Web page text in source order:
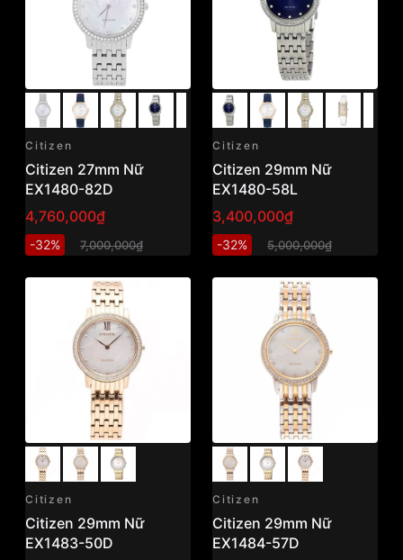
Citizen
Citizen 27mm Nữ
EX1480-82D
4,760,000₫
-32% 7,000,000₫
Citizen
Citizen 29mm Nữ
EX1480-58L
3,400,000₫
-32% 5,000,000₫
Citizen
Citizen 29mm Nữ
EX1483-50D
Citizen
Citizen 29mm Nữ
EX1484-57D